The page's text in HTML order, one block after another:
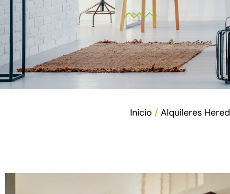
Inicio / Alquileres